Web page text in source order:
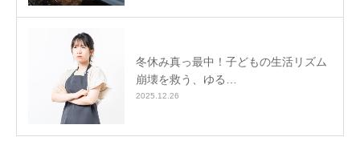
冬休み真っ最中！子どもの生活リズム
崩壊を救う、ゆる…
2025.12.26